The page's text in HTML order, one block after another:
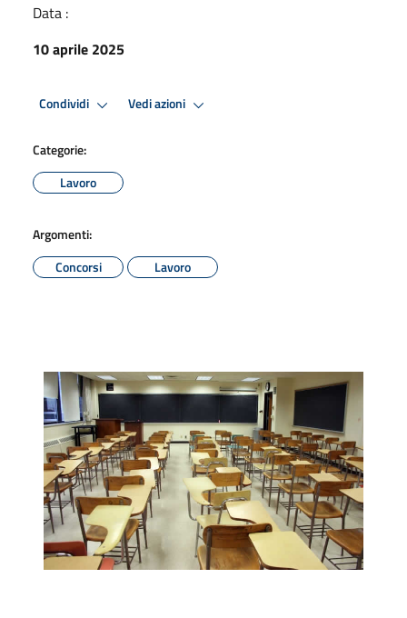
Data :
10 aprile 2025
Condividi Vedi azioni
Categorie:
Lavoro
Argomenti:
Concorsi
Lavoro